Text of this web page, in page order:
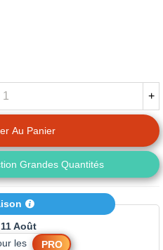
+
Au Panier
Grandes Quantités
Août
les PRO